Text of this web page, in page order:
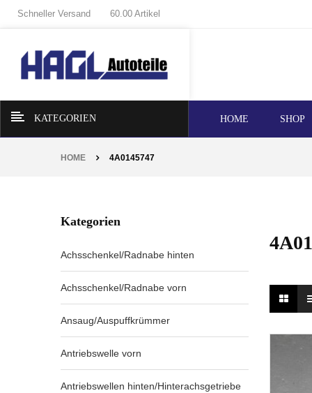
Schneller Versand 60.00 Artikel
KATEGORIEN HOME SHOP
HOME 4A0145747
Kategorien
Achsschenkel/Radnabe hinten
Achsschenkel/Radnabe vorn
Ansaug/Auspuffkrümmer
Antriebswelle vorn
Antriebswellen hinten/Hinterachsgetriebe